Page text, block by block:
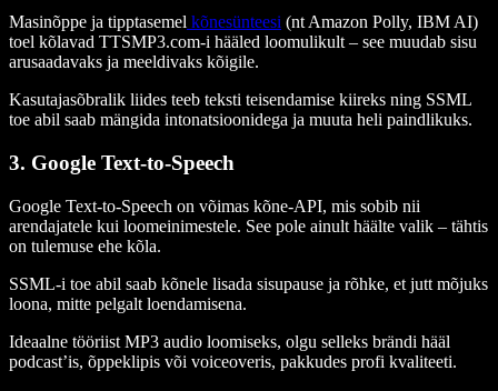
Masinõppe ja tipptasemel kõnesünteesi (nt Amazon Polly, IBM AI)
toel kõlavad TTSMP3.com-i hääled loomulikult – see muudab sisu
arusaadavaks ja meeldivaks kõigile.
Kasutajasõbralik liides teeb teksti teisendamise kiireks ning SSML
toe abil saab mängida intonatsioonidega ja muuta heli paindlikuks.
3. Google Text-to-Speech
Google Text-to-Speech on võimas kõne-API, mis sobib nii
arendajatele kui loomeinimestele. See pole ainult häälte valik – tähtis
on tulemuse ehe kõla.
SSML-i toe abil saab kõnele lisada sisupause ja rõhke, et jutt mõjuks
loona, mitte pelgalt loendamisena.
Ideaalne tööriist MP3 audio loomiseks, olgu selleks brändi hääl
podcast’is, õppeklipis või voiceoveris, pakkudes profi kvaliteeti.